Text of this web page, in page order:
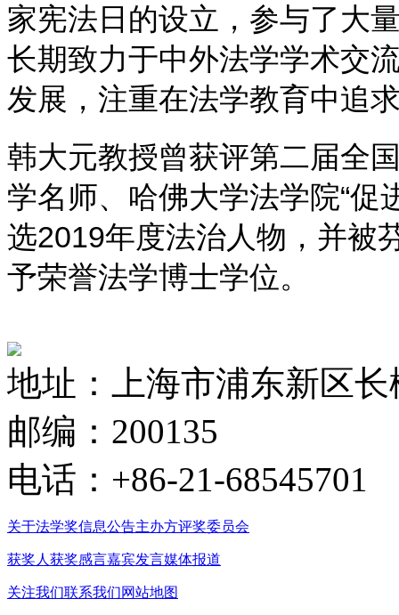
家宪法日的设立，参与了大
长期致力于中外法学学术交
发展，注重在法学教育中追
韩大元教授曾获评第二届全
学名师、哈佛大学法学院“促
选2019年度法治人物，并被
予荣誉法学博士学位。
地址：上海市浦东新区
邮编：200135
电话：+86-21-68545701
关于法学奖信息公告主办方评奖委员会
获奖人 获奖感言嘉宾发言媒体报道
关注我们联系我们网站地图